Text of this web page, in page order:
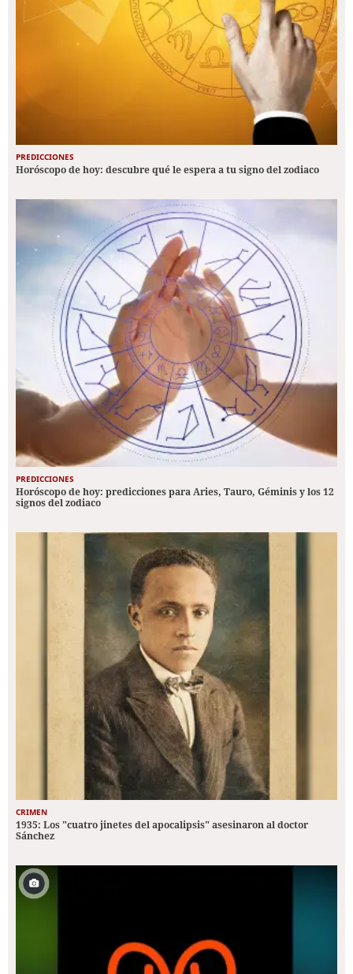
PREDICCIONES
Horóscopo de hoy: descubre qué le espera a tu signo del zodiaco
PREDICCIONES
Horóscopo de hoy: predicciones para Aries, Tauro, Géminis y los 12
signos del zodiaco
CRIMEN
1935: Los "cuatro jinetes del apocalipsis" asesinaron al doctor
Sánchez